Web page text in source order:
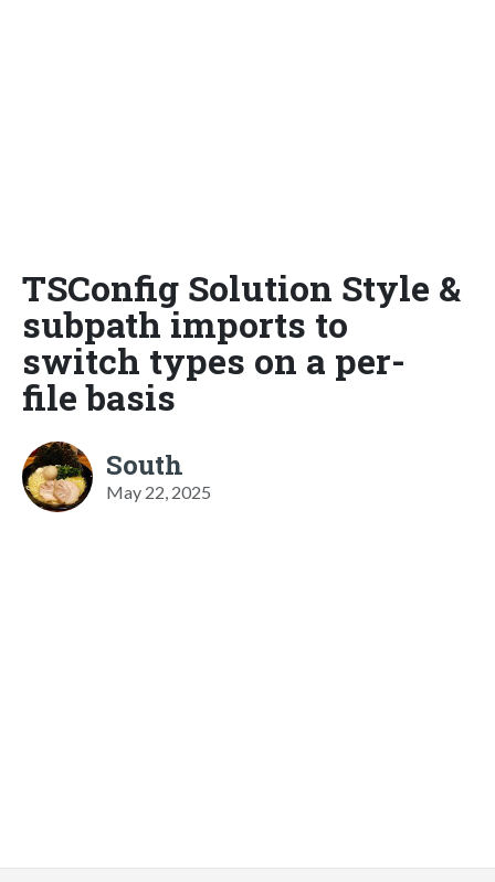
TSConfig Solution Style &
subpath imports to
switch types on a per-
file basis
South
May 22, 2025